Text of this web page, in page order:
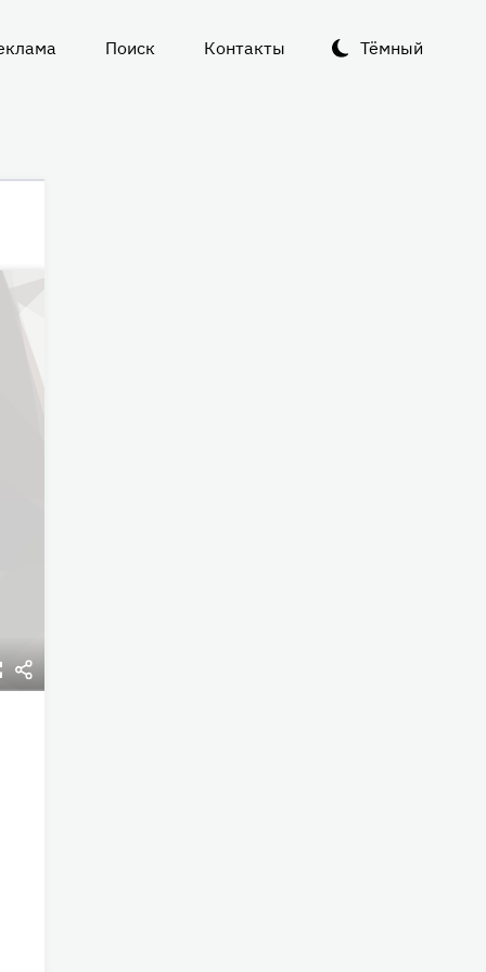
Тёмный
Поиск Контакты